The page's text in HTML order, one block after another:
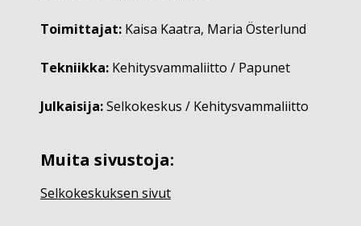
Toimittajat: Kaisa Kaatra, Maria Österlund
Tekniikka: Kehitysvammaliitto / Papunet
Julkaisija:Selkokeskus / Kehitysvammaliitto
Muita sivustoja:
Selkokeskuksen sivut